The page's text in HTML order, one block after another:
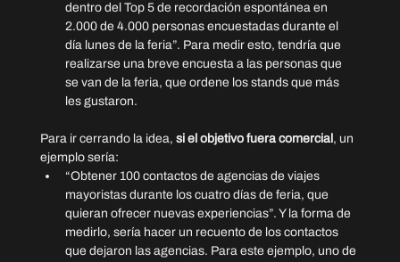
dentro del Top 5 de recordación espontánea en
2.000 de 4.000 personas encuestadas durante el
día lunes de la feria”. Para medir esto, tendría que
realizarse una breve encuesta a las personas que
se van de la feria, que ordene los stands que más
les gustaron.
Para ir cerrando la idea, si el objetivo fuera comercial , un
ejemplo sería:
“Obtener 100 contactos de agencias de viajes
mayoristas durante los cuatro días de feria, que
quieran ofrecer nuevas experiencias”. Y la forma de
medirlo, sería hacer un recuento de los contactos
que dejaron las agencias. Para este ejemplo, uno de